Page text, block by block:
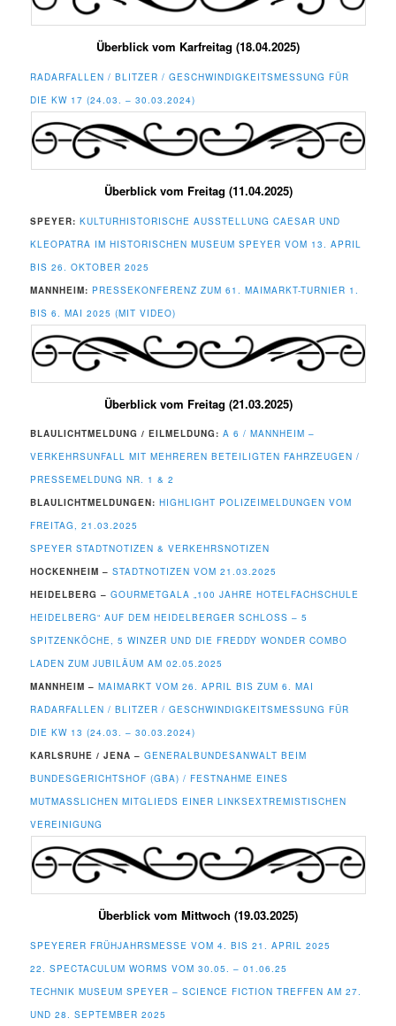
Überblick vom Karfreitag (18.04.2025)
RADARFALLEN / BLITZER / GESCHWINDIGKEITSMESSUNG FÜR
DIE KW 17 (24.03. – 30.03.2024)
Überblick vom Freitag (11.04.2025)
SPEYER: KULTURHISTORISCHE AUSSTELLUNG CAESAR UND
KLEOPATRA IM HISTORISCHEN MUSEUM SPEYER VOM 13. APRIL
BIS 26. OKTOBER 2025
MANNHEIM: PRESSEKONFERENZ ZUM 61. MAIMARKT-TURNIER 1.
BIS 6. MAI 2025 (MIT VIDEO)
Überblick vom Freitag (21.03.2025)
BLAULICHTMELDUNG / EILMELDUNG: A 6 / MANNHEIM –
VERKEHRSUNFALL MIT MEHREREN BETEILIGTEN FAHRZEUGEN /
PRESSEMELDUNG NR. 1 & 2
BLAULICHTMELDUNGEN: HIGHLIGHT POLIZEIMELDUNGEN VOM
FREITAG, 21.03.2025
SPEYER STADTNOTIZEN & VERKEHRSNOTIZEN
HOCKENHEIM – STADTNOTIZEN VOM 21.03.2025
HEIDELBERG – GOURMETGALA „100 JAHRE HOTELFACHSCHULE
HEIDELBERG“ AUF DEM HEIDELBERGER SCHLOSS – 5
SPITZENKÖCHE, 5 WINZER UND DIE FREDDY WONDER COMBO
LADEN ZUM JUBILÄUM AM 02.05.2025
MANNHEIM – MAIMARKT VOM 26. APRIL BIS ZUM 6. MAI
RADARFALLEN / BLITZER / GESCHWINDIGKEITSMESSUNG FÜR
DIE KW 13 (24.03. – 30.03.2024)
KARLSRUHE / JENA –GENERALBUNDESANWALT BEIM
BUNDESGERICHTSHOF (GBA) / FESTNAHME EINES
MUTMASSLICHEN MITGLIEDS EINER LINKSEXTREMISTISCHEN V
EREINIGUNG
Überblick vom Mittwoch (19.03.2025)
SPEYERER FRÜHJAHRSMESSE VOM 4. BIS 21. APRIL 2025
22. SPECTACULUM WORMS VOM 30.05. – 01.06.25
TECHNIK MUSEUM SPEYER – SCIENCE FICTION TREFFEN AM 27.
UND 28. SEPTEMBER 2025